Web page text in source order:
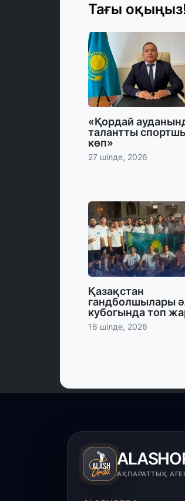
Тағы
«Қордай
талантты
көп»
27 шілде, 2026
Қазақстан
гандболшылары
кубогында топ
16 шілде, 2026
АҚПАРАТТЫҚ